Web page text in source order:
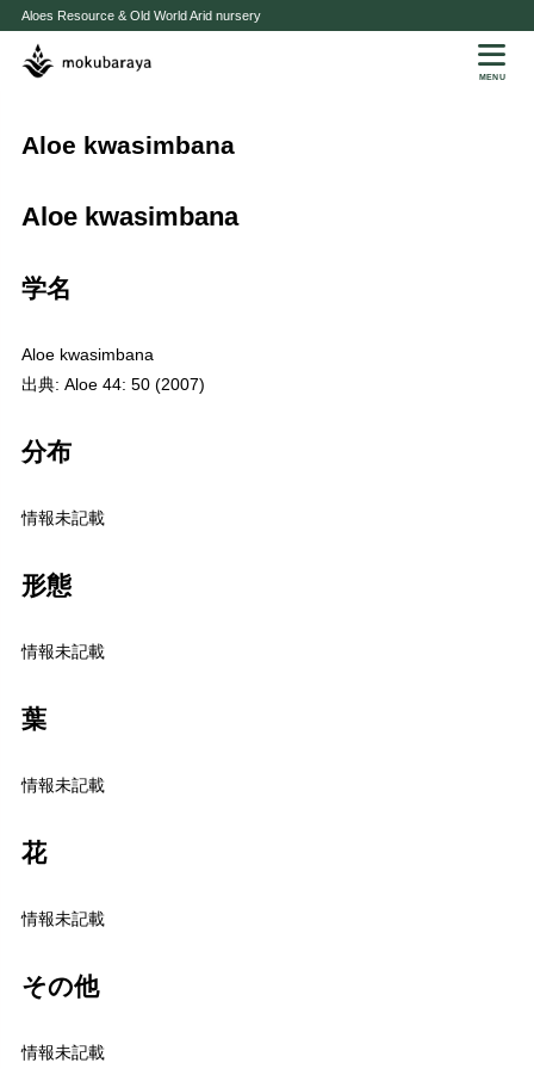
Aloes Resource & Old World Arid nursery
MENU
Aloe kwasimbana
Aloe kwasimbana
学名
Aloe kwasimbana
出典: Aloe 44: 50 (2007)
分布
情報未記載
形態
情報未記載
葉
情報未記載
花
情報未記載
その他
情報未記載